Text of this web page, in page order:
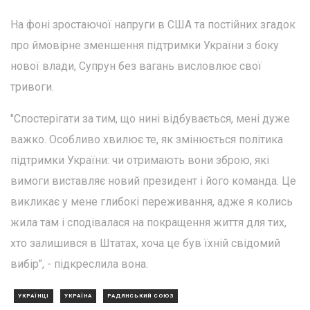
На фоні зростаючої напруги в США та постійних згадок
про ймовірне зменшення підтримки України з боку
нової влади, Супрун без вагань висловлює свої
тривоги.
"Спостерігати за тим, що нині відбувається, мені дуже
важко. Особливо хвилює те, як змінюється політика
підтримки України: чи отримають вони зброю, які
вимоги виставляє новий президент і його команда. Це
викликає у мене глибокі переживання, адже я колись
жила там і сподівалася на покращення життя для тих,
хто залишився в Штатах, хоча це був їхній свідомий
вибір", - підкреслила вона.
УКРАЇНЦІ УКРАЇНА РАДЯНСЬКИЙ СОЮЗ